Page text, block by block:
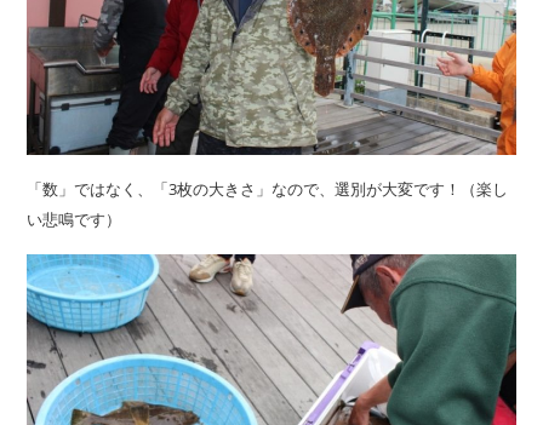
「数」ではなく、「3枚の大きさ」なので、選別が大変です！（楽し
い悲鳴です）